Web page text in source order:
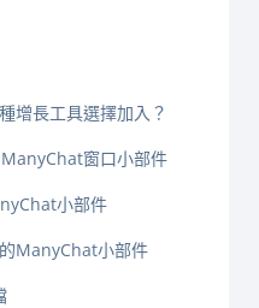
增長工具選擇加入？
窗口小部件
小部件
ManyChat小部件